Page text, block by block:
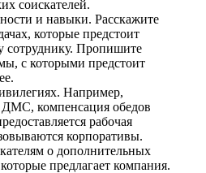
соискателей.
и навыки. Расскажите
которые предстоит
сотруднику. Пропишите
с которыми предстоит
Например,
ДМС, компенсация обедов
рабочая
корпоративы.
о дополнительных
предлагает компания.